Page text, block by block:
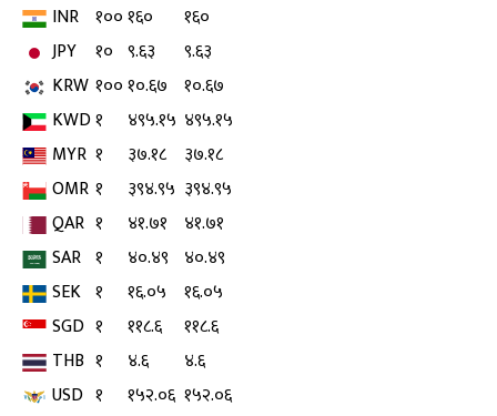
INR १००१६०
१६०
JPY
१० ९.६३
९.६३
KRW १००१०.६७ १०.६७
KWD१ ४९५.१५ ४९५.१५
MYR १ ३७.१८
३७.१८
OMR १ ३९४.९५ ३९४.९५
QAR १ ४१.७१
४१.७१
SAR १ ४०.४९ ४०.४९
SEK १ १६.०५
१६.०५
SGD १ ११८.६
११८.६
THB १ ४.६
४.६
USD १ १५२.०६ १५२.०६